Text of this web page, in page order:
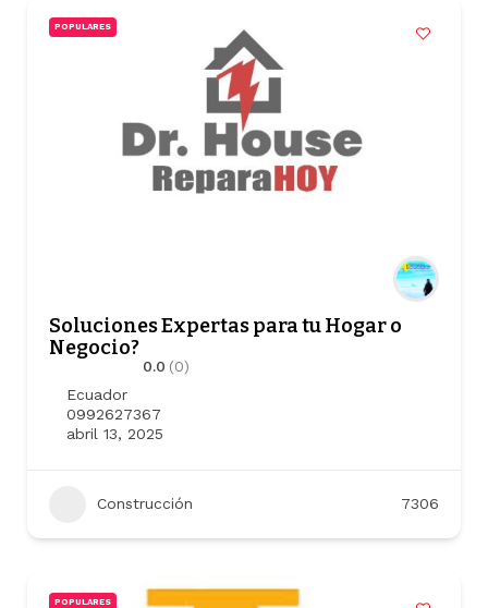
POPULARES
Soluciones Expertas para tu Hogar o
Negocio?
0.0 (0)
Ecuador
0992627367
abril 13, 2025
Construcción 7306
POPULARES